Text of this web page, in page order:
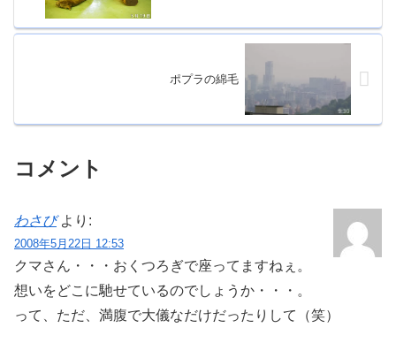
ポプラの綿毛
コメント
わさび より:
2008年5月22日 12:53
クマさん・・・おくつろぎで座ってますねぇ。
想いをどこに馳せているのでしょうか・・・。
って、ただ、満腹で大儀なだけだったりして（笑）